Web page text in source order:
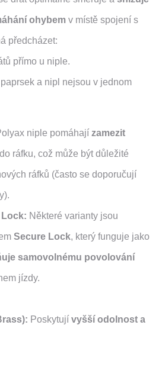
ohybem v místě spojení s
předcházet:
přímo u niple.
a nipl nejsou v jednom
niple pomáhají zamezit
ráfku, což může být důležité
ráfků (často se doporučují
Některé varianty jsou
Secure Lock, který funguje jako
samovolnému povolování
jízdy.
Poskytují vyšší odolnost a